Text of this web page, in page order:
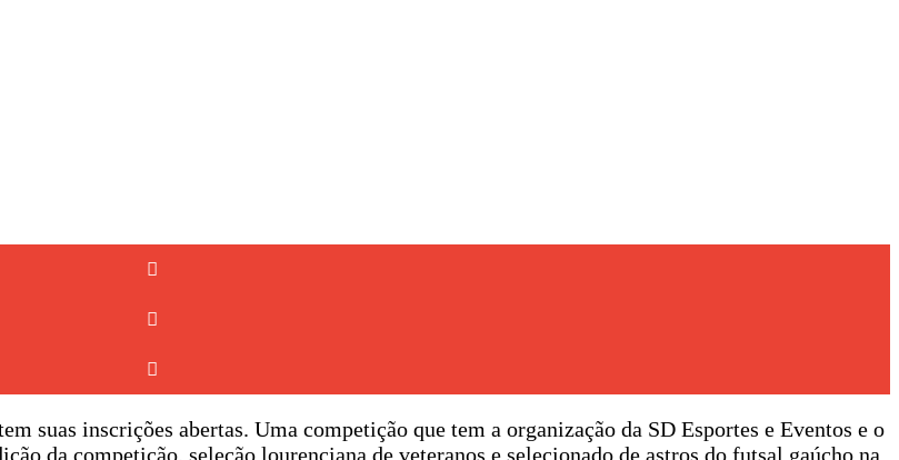
suas inscrições abertas. Uma competição que tem a organização da SD Esportes e Eventos e o
da competição, seleção lourenciana de veteranos e selecionado de astros do futsal gaúcho na